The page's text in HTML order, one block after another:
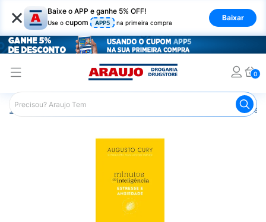
× Baixe o APP e ganhe 5% OFF!
Use o cupom APP5 na primeira compra
Baixar
0
Araujo Mercado Livro Minutos de